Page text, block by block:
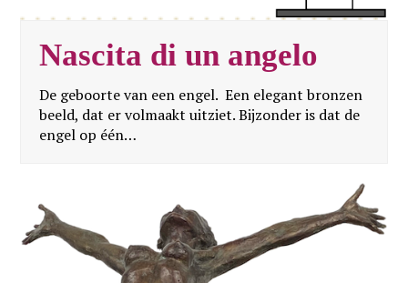
Nascita di un angelo
De geboorte van een engel. Een elegant bronzen
beeld, dat er volmaakt uitziet. Bijzonder is dat de
engel op één…